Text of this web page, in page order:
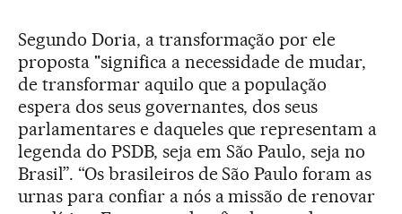
Segundo Doria, a transformação por ele
proposta "significa a necessidade de mudar,
de transformar aquilo que a população
espera dos seus governantes, dos seus
parlamentares e daqueles que representam a
legenda do PSDB, seja em São Paulo, seja no
Brasil”. “Os brasileiros de São Paulo foram as
urnas para confiar a nós a missão de renovar